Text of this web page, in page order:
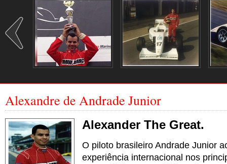
Alexandre de Andrade Junior
Alexander The Great.
O piloto brasileiro Andrade Junior
experiência internacional nos